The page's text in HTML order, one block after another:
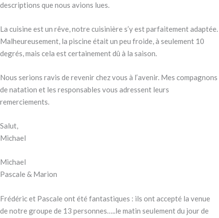
descriptions que nous avions lues.
La cuisine est un rêve, notre cuisinière s’y est parfaitement adaptée.
Malheureusement, la piscine était un peu froide, à seulement 10
degrés, mais cela est certainement dû à la saison.
Nous serions ravis de revenir chez vous à l’avenir. Mes compagnons
de natation et les responsables vous adressent leurs
remerciements.
Salut,
Michael
Michael
Pascale & Marion
Frédéric et Pascale ont été fantastiques : ils ont accepté la venue
de notre groupe de 13 personnes…..le matin seulement du jour de